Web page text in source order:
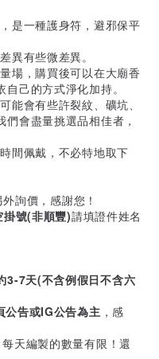
是一種護身符，避邪保平
異有些微差異。
場，購買後可以在大廟香
己的方式淨化加持。
能會有些許裂紋、礦坑、
會盡量挑選品相佳者，
間佩戴，不必特地取下
詢價，感謝您！
掛號(非順豐)請填證件姓名
3-7天(不含例假日不含六
公告或IG公告為主 ，感
天編製的數量有限！還